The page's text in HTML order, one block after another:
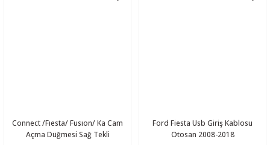
Connect /Fıesta/ Fusıon/ Ka Cam
Açma Düğmesi Sağ Tekli
Ford Fiesta Usb Giriş Kablosu
Otosan 2008-2018